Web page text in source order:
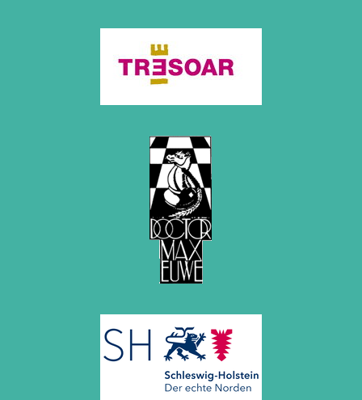
Dezember 2010 (1 Eintrag)
November 2010 (2 Einträge)
Oktober 2010 (1 Eintrag)
September 2010 (1 Eintrag)
Februar 2010 (1 Eintrag)
Januar 2010 (4 Einträge)
Dezember 2009 (3 Einträge)
November 2009 (4 Einträge)
Oktober 2009 (4 Einträge)
September 2009 (1 Eintrag)
Mai 2009 (3 Einträge)
Februar 2009 (1 Eintrag)
November 2008 (8 Einträge)